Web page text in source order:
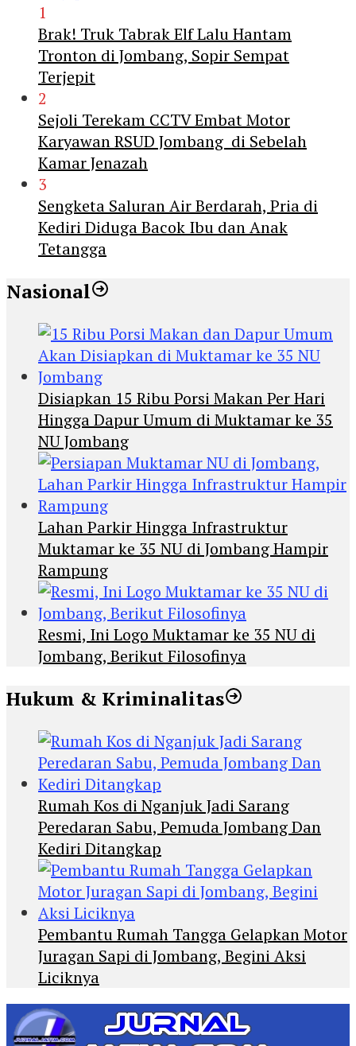
1
Brak! Truk Tabrak Elf Lalu Hantam
Tronton di Jombang, Sopir Sempat
Terjepit
2
Sejoli Terekam CCTV Embat Motor
Karyawan RSUD Jombang di Sebelah
Kamar Jenazah
3
Sengketa Saluran Air Berdarah, Pria di
Kediri Diduga Bacok Ibu dan Anak
Tetangga
Nasional
Disiapkan 15 Ribu Porsi Makan Per Hari
Hingga Dapur Umum di Muktamar ke 35
NU Jombang
Lahan Parkir Hingga Infrastruktur
Muktamar ke 35 NU di Jombang Hampir
Rampung
Resmi, Ini Logo Muktamar ke 35 NU di
Jombang, Berikut Filosofinya
Hukum & Kriminalitas
Rumah Kos di Nganjuk Jadi Sarang
Peredaran Sabu, Pemuda Jombang Dan
Kediri Ditangkap
Pembantu Rumah Tangga Gelapkan Motor
Juragan Sapi di Jombang, Begini Aksi
Liciknya